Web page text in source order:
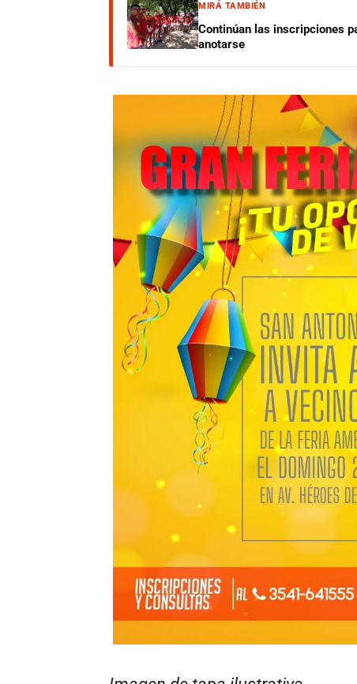
MIRÁ TAMBIÉN
Continúan las inscripciones
anotarse